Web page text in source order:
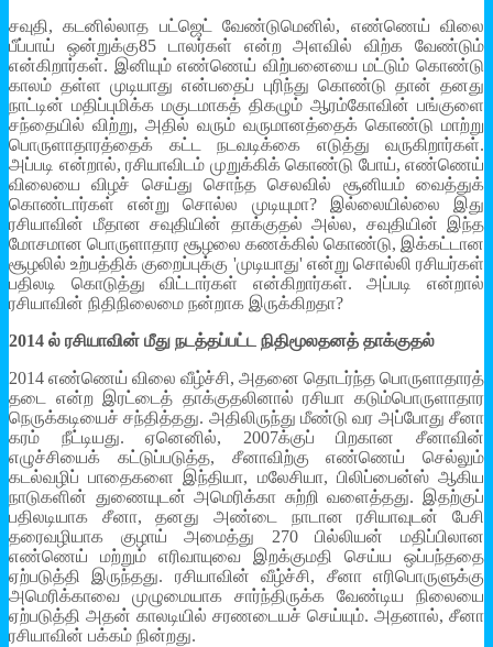
சவுதி, கடனில்லாத பட்ஜெட் வேண்டுமெனில், எண்ணெய் விலை
பீப்பாய் ஒன்றுக்கு85 டாலர்கள் என்ற அளவில் விற்க வேண்டும்
என்கிறார்கள். இனியும் எண்ணெய் விற்பனையை மட்டும் கொண்டு
காலம் தள்ள முடியாது என்பதைப் புரிந்து கொண்டு தான் தனது
நாட்டின் மதிப்புமிக்க மகுடமாகத் திகழும் ஆரம்கோவின் பங்குளை
சந்தையில் விற்று, அதில் வரும் வருமானத்தைக் கொண்டு மாற்று
பொருளாதாரத்தைக் கட்ட நடவடிக்கை எடுத்து வருகிறார்கள்.
அப்படி என்றால், ரசியாவிடம் முறுக்கிக் கொண்டு போய், எண்ணெய்
விலையை விழச் செய்து சொந்த செலவில் சூனியம் வைத்துக்
கொண்டார்கள் என்று சொல்ல முடியுமா? இல்லையில்லை இது
ரசியாவின் மீதான சவுதியின் தாக்குதல் அல்ல, சவுதியின் இந்த
மோசமான பொருளாதார சூழலை கணக்கில் கொண்டு, இக்கட்டான
சூழலில் உற்பத்திக் குறைப்புக்கு 'முடியாது' என்று சொல்லி ரசியர்கள்
பதிலடி கொடுத்து விட்டார்கள் என்கிறார்கள். அப்படி என்றால்
ரசியாவின் நிதிநிலைமை நன்றாக இருக்கிறதா?
2014 ல் ரசியாவின் மீது நடத்தப்பட்ட நிதிமூலதனத் தாக்குதல்
2014 எண்ணெய் விலை வீழ்ச்சி, அதனை தொடர்ந்த பொருளாதாரத்
தடை என்ற இரட்டைத் தாக்குதலினால் ரசியா கடும்பொருளாதார
நெருக்கடியைச் சந்தித்தது. அதிலிருந்து மீண்டு வர அப்போது சீனா
கரம் நீட்டியது. ஏனெனில், 2007க்குப் பிறகான சீனாவின்
எழுச்சியைக் கட்டுப்படுத்த, சீனாவிற்கு எண்ணெய் செல்லும்
கடல்வழிப் பாதைகளை இந்தியா, மலேசியா, பிலிப்பைன்ஸ் ஆகிய
நாடுகளின் துணையுடன் அமெரிக்கா சுற்றி வளைத்தது. இதற்குப்
பதிலடியாக சீனா, தனது அண்டை நாடான ரசியாவுடன் பேசி
தரைவழியாக குழாய் அமைத்து 270 பில்லியன் மதிப்பிலான
எண்ணெய் மற்றும் எரிவாயுவை இறக்குமதி செய்ய ஒப்பந்ததை
ஏற்படுத்தி இருந்தது. ரசியாவின் வீழ்ச்சி, சீனா எரிபொருளுக்கு
அமெரிக்காவை முழுமையாக சார்ந்திருக்க வேண்டிய நிலையை
ஏற்படுத்தி அதன் காலடியில் சரணடையச் செய்யும். அதனால், சீனா
ரசியாவின் பக்கம் நின்றது.